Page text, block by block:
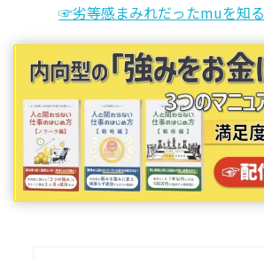
☞劣等感まみれだったmuを知る